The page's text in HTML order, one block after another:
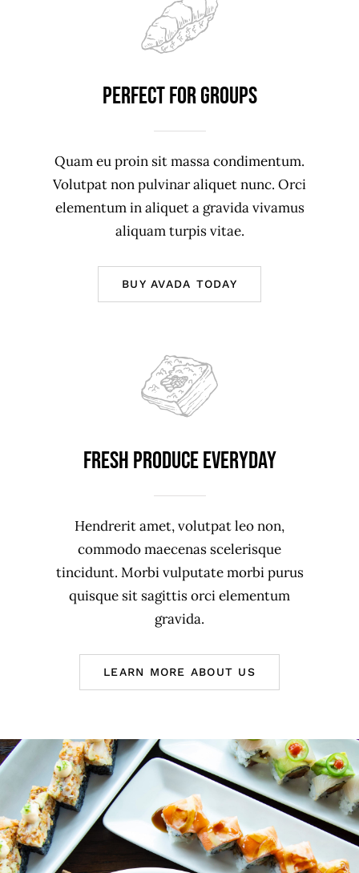
Perfect For Groups
Quam eu proin sit massa condimentum.
Volutpat non pulvinar aliquet nunc. Orci
elementum in aliquet a gravida vivamus
aliquam turpis vitae.
BUY AVADA TODAY
Fresh produce everyday
Hendrerit amet, volutpat leo non,
commodo maecenas scelerisque
tincidunt. Morbi vulputate morbi purus
quisque sit sagittis orci elementum
gravida.
LEARN MORE ABOUT US